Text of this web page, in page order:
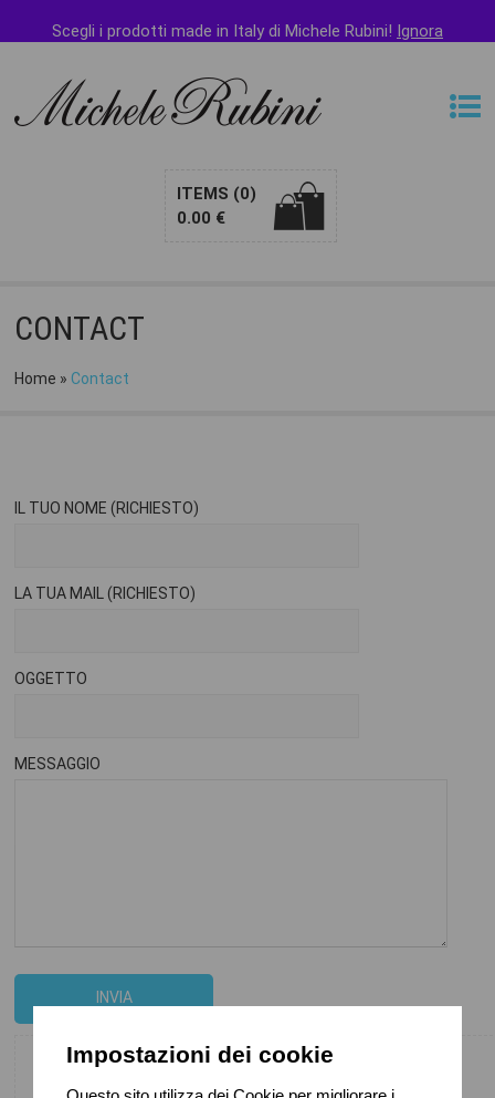
Impostazioni dei cookie
ITEMS (0)
0.00 €
CONTACT
Home » Contact
IL TUO NOME (RICHIESTO)
LA TUA MAIL (RICHIESTO)
OGGETTO
MESSAGGIO
Scegli i prodotti made in Italy di Michele Rubini! Ignora